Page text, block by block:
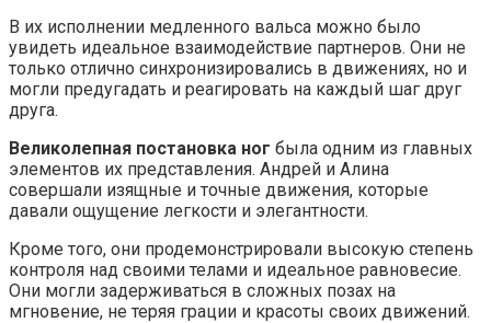
В их исполнении медленного вальса можно было
увидеть идеальное взаимодействие партнеров. Они не
только отлично синхронизировались в движениях, но и
могли предугадать и реагировать на каждый шаг друг
друга.
Великолепная постановка ног была одним из главных
элементов их представления. Андрей и Алина
совершали изящные и точные движения, которые
давали ощущение легкости и элегантности.
Кроме того, они продемонстрировали высокую степень
контроля над своими телами и идеальное равновесие.
Они могли задерживаться в сложных позах на
мгновение, не теряя грации и красоты своих движений.